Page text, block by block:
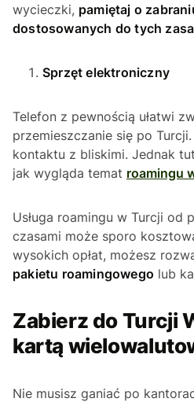
wycieczki, pamiętaj o
dostosowanych do tych
Sprzęt elektroniczny
Telefon z pewnością ułatwi
przemieszczanie się po
kontaktu z bliskimi. Jednak
jak wygląda temat roamingu
Usługa roamingu w Turcji od
czasami może sporo
wysokich opłat, możesz
pakietu roamingowego lub
Zabierz do Turcji
kartą
Nie musisz ganiać po